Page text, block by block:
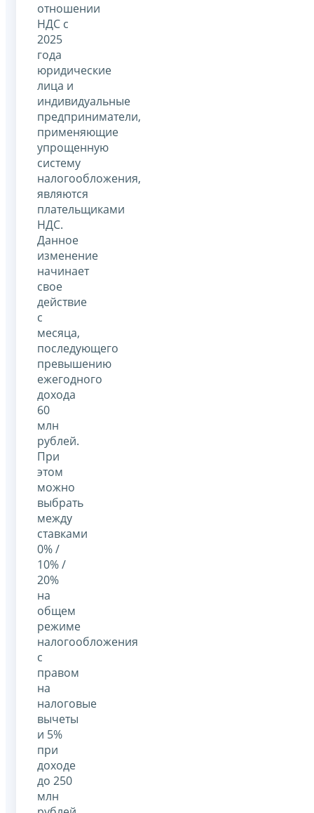
отношении
НДС с
2025
года
юридические
лица и
индивидуальные
предприниматели,
применяющие
упрощенную
систему
налогообложения,
являются
плательщиками
НДС.
Данное
изменение
начинает
свое
действие
с
месяца,
последующего
превышению
ежегодного
дохода
60
млн
рублей.
При
этом
можно
выбрать
между
ставками
0% /
10% /
20%
на
общем
режиме
налогообложения
с
правом
на
налоговые
вычеты
и 5%
при
доходе
до 250
млн